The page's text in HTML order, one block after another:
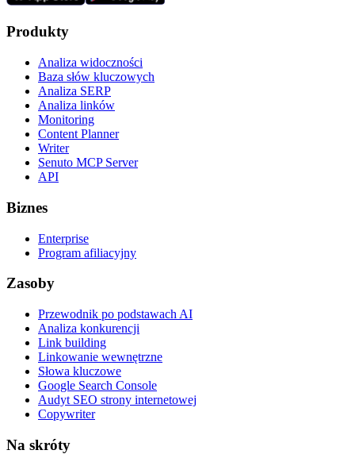
Produkty
Analiza widoczności
Baza słów kluczowych
Analiza SERP
Analiza linków
Monitoring
Content Planner
Writer
Senuto MCP Server
API
Biznes
Enterprise
Program afiliacyjny
Zasoby
Przewodnik po podstawach AI
Analiza konkurencji
Link building
Linkowanie wewnętrzne
Słowa kluczowe
Google Search Console
Audyt SEO strony internetowej
Copywriter
Na skróty